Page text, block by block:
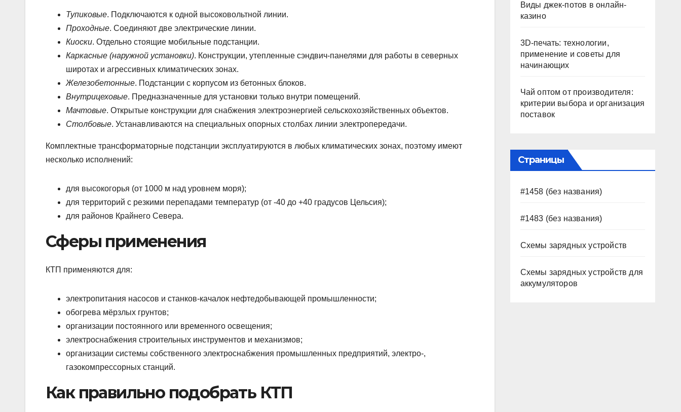
Тупиковые. Подключаются к одной высоковольтной линии.
Проходные. Соединяют две электрические линии.
Киоски. Отдельно стоящие мобильные подстанции.
Каркасные (наружной установки). Конструкции, утепленные сэндвич-панелями для работы в северных
широтах и агрессивных климатических зонах.
Железобетонные. Подстанции с корпусом из бетонных блоков.
Внутрицеховые. Предназначенные для установки только внутри помещений.
Мачтовые. Открытые конструкции для снабжения электроэнергией сельскохозяйственных объектов.
Столбовые. Устанавливаются на специальных опорных столбах линии электропередачи.
Комплектные трансформаторные подстанции эксплуатируются в любых климатических зонах, поэтому имеют
несколько исполнений:
для высокогорья (от 1000 м над уровнем моря);
для территорий с резкими перепадами температур (от -40 до +40 градусов Цельсия);
для районов Крайнего Севера.
Сферы применения
КТП применяются для:
электропитания насосов и станков-качалок нефтедобывающей промышленности;
обогрева мёрзлых грунтов;
организации постоянного или временного освещения;
электроснабжения строительных инструментов и механизмов;
организации системы собственного электроснабжения промышленных предприятий, электро-,
газокомпрессорных станций.
Как правильно подобрать КТП
Виды джек-потов в онлайн-
казино
3D-печать: технологии,
применение и советы для
начинающих
Чай оптом от производителя:
критерии выбора и организация
поставок
Страницы
#1458 (без названия)
#1483 (без названия)
Схемы зарядных устройств
Схемы зарядных устройств для
аккумуляторов